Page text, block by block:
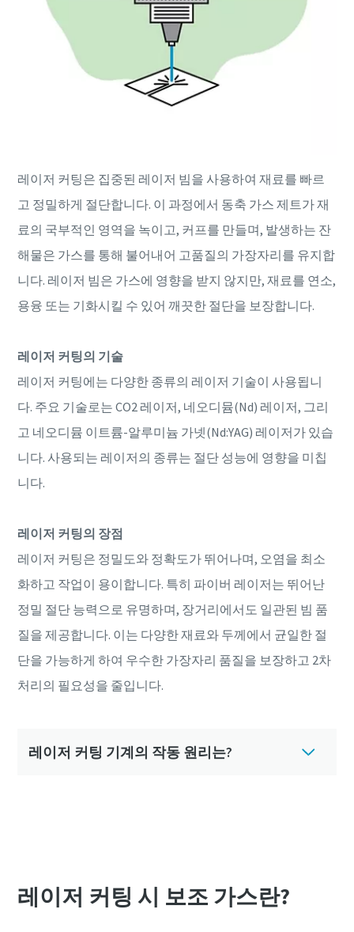
레이저 커팅은 집중된 레이저 빔을 사용하여 재료를 빠르
고 정밀하게 절단합니다. 이 과정에서 동축 가스 제트가 재
료의 국부적인 영역을 녹이고, 커프를 만들며, 발생하는 잔
해물은 가스를 통해 불어내어 고품질의 가장자리를 유지합
니다. 레이저 빔은 가스에 영향을 받지 않지만, 재료를 연소,
용융 또는 기화시킬 수 있어 깨끗한 절단을 보장합니다.
레이저 커팅의 기술
레이저 커팅에는 다양한 종류의 레이저 기술이 사용됩니
다. 주요 기술로는 CO2 레이저, 네오디뮴(Nd) 레이저, 그리
고 네오디뮴 이트륨-알루미늄 가넷(Nd:YAG) 레이저가 있습
니다. 사용되는 레이저의 종류는 절단 성능에 영향을 미칩
니다.
레이저 커팅의 장점
레이저 커팅은 정밀도와 정확도가 뛰어나며, 오염을 최소
화하고 작업이 용이합니다. 특히 파이버 레이저는 뛰어난
정밀 절단 능력으로 유명하며, 장거리에서도 일관된 빔 품
질을 제공합니다. 이는 다양한 재료와 두께에서 균일한 절
단을 가능하게 하여 우수한 가장자리 품질을 보장하고 2차
처리의 필요성을 줄입니다.
레이저 커팅 기계의 작동 원리는?
레이저 커팅 시 보조 가스란?